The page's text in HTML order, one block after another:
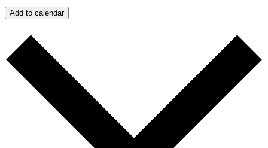
Add to calendar